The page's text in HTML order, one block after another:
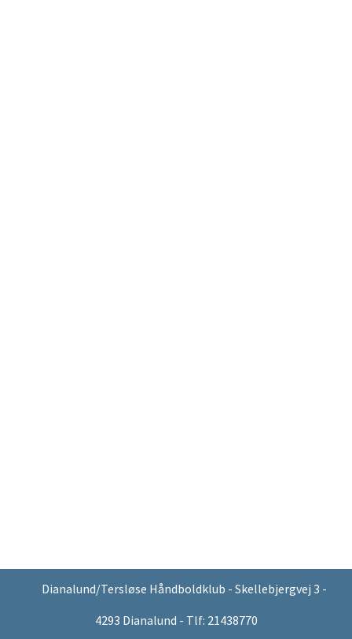
Dianalund/Tersløse Håndboldklub - Skellebjergvej 3 -
4293 Dianalund - Tlf: 21438770